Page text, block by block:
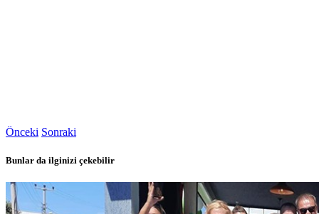
Önceki Sonraki
Bunlar da ilginizi çekebilir